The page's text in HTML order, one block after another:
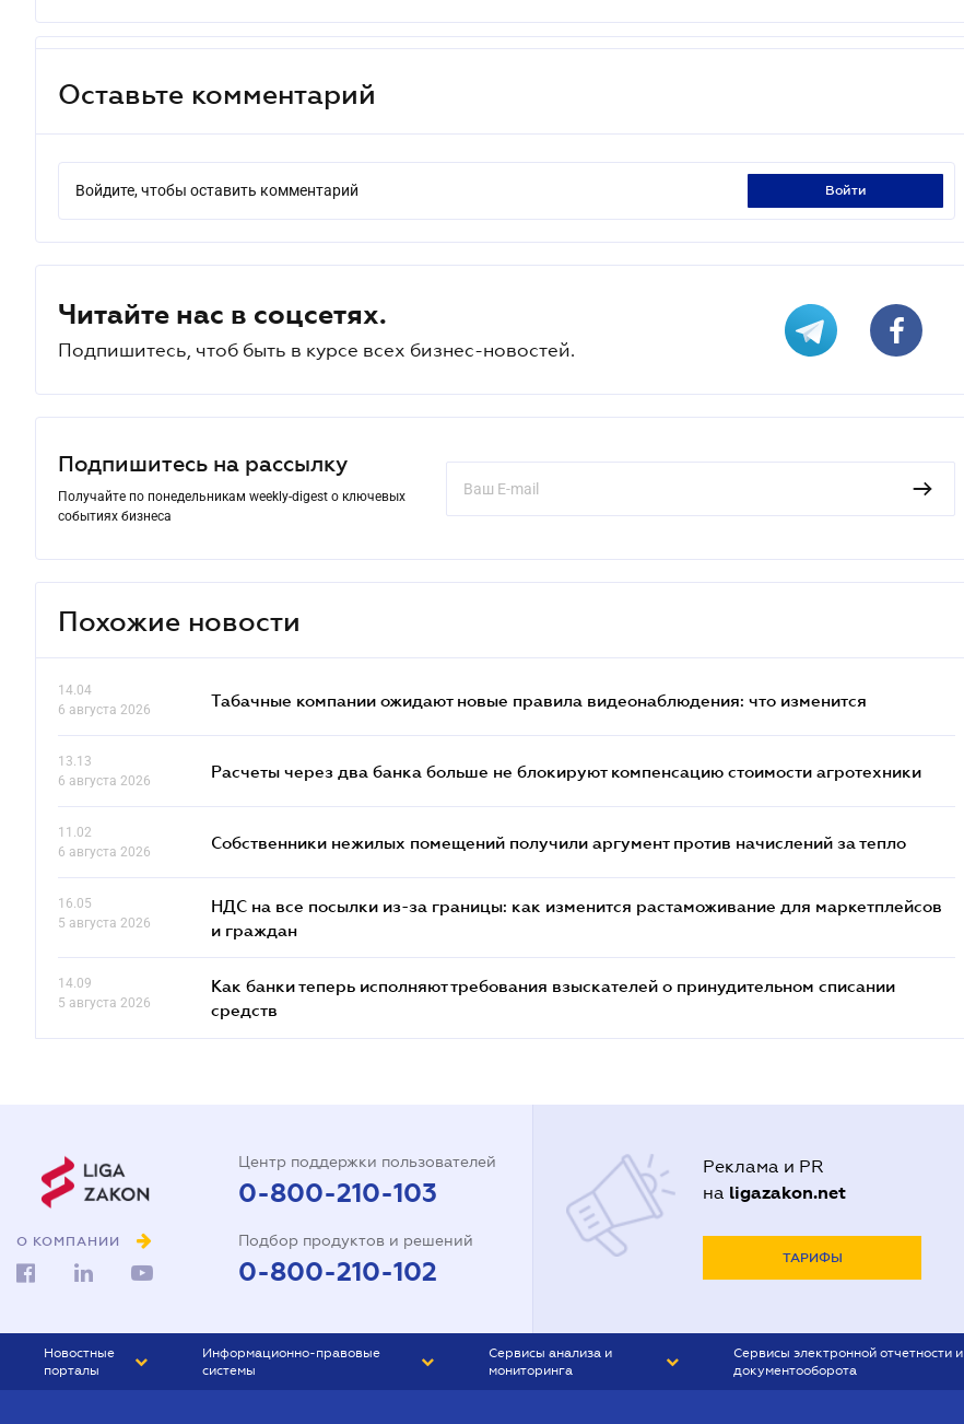
Оставьте комментарий
Войдите, чтобы оставить комментарий войти
Читайте нас в соцсетях.
Подпишитесь, чтоб быть в курсе всех бизнес-новостей.
Подпишитесь на рассылку
Получайте по понедельникам weekly-digest о ключевых
событиях бизнеса
Похожие новости
14.04
6 августа 2026
Табачные компании ожидают новые правила видеонаблюдения: что изменится
13.13
6 августа 2026
Расчеты через два банка больше не блокируют компенсацию стоимости агротехники
11.02
6 августа 2026
Собственники нежилых помещений получили аргумент против начислений за тепло
16.05
5 августа 2026
НДС на все посылки из-за границы: как изменится растаможивание для маркетплейсов
и граждан
14.09
5 августа 2026
Как банки теперь исполняют требования взыскателей о принудительном списании
средств
О КОМПАНИИ
Центр поддержки пользователей
0-800-210-103
Подбор продуктов и решений
0-800-210-102
Реклама и PR
на ligazakon.net
ТАРИФЫ
Новостные
порталы
Информационно-правовые
системы
Сервисы анализа и
мониторинга
Сервисы электронной отчетности и
документооборота